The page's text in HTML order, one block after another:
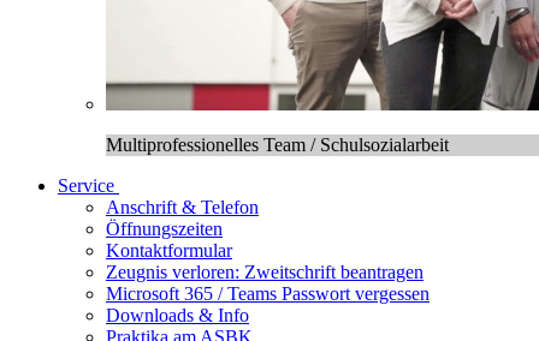
Multiprofessionelles Team / Schulsozialarbeit
Service
Anschrift & Telefon
Öffnungszeiten
Kontaktformular
Zeugnis verloren: Zweitschrift beantragen
Microsoft 365 / Teams Passwort vergessen
Downloads & Info
Praktika am ASBK